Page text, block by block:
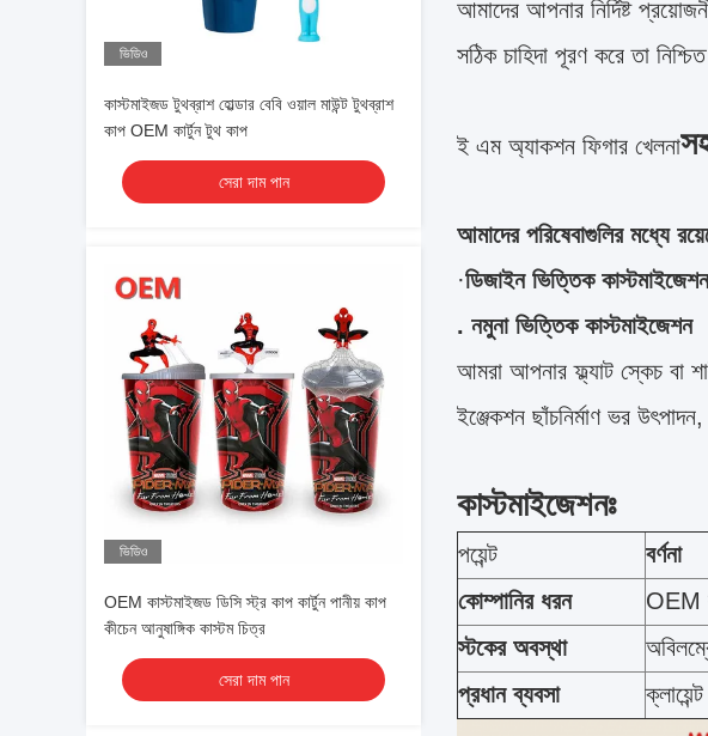
ভিডিও
কাস্টমাইজড টুথব্রাশ হোল্ডার বেবি ওয়াল মাউন্ট টুথব্রাশ
কাপ OEM কার্টুন টুথ কাপ
সেরা দাম পান
ভিডিও
OEM কাস্টমাইজড ডিসি স্ট্র কাপ কার্টুন পানীয় কাপ
কীচেন আনুষাঙ্গিক কাস্টম চিত্র
সেরা দাম পান
আমাদের আপনার নির্দিষ্ট
সঠিক চাহিদা পূরণ করে তা
ই এম অ্যাকশন ফিগার খেলনা
আমাদের পরিষেবাগুলির মধ্যে
·ডিজাইন ভিত্তিক কাস্টমাইজেশন
. নমুনা ভিত্তিক কাস্টমাইজেশন
আমরা আপনার ফ্ল্যাট স্কেচ বা
ইঞ্জেকশন ছাঁচনির্মাণ ভর
কাস্টমাইজেশনঃ
পয়েন্ট
বর্ণনা
কোম্পানির ধরন
OEM
স্টকের অবস্থা
প্রধান ব্যবসা